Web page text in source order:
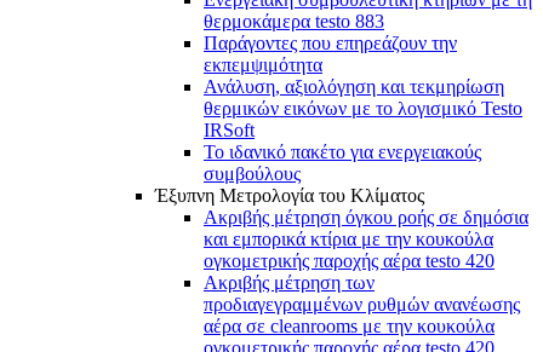
θερμοκάμερα testo 883
Παράγοντες που επηρεάζουν την
εκπεμψιμότητα
Ανάλυση, αξιολόγηση και τεκμηρίωση
θερμικών εικόνων με το λογισμικό Testo
IRSoft
Το ιδανικό πακέτο για ενεργειακούς
συμβούλους
Έξυπνη Μετρολογία του Κλίματος
Ακριβής μέτρηση όγκου ροής σε δημόσια
και εμπορικά κτίρια με την κουκούλα
ογκομετρικής παροχής αέρα testo 420
Ακριβής μέτρηση των
προδιαγεγραμμένων ρυθμών ανανέωσης
αέρα σε cleanrooms με την κουκούλα
ογκομετρικής παροχής αέρα testo 420